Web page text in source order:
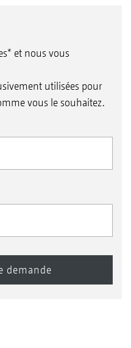
et nous vous
utilisées pour
vous le souhaitez.